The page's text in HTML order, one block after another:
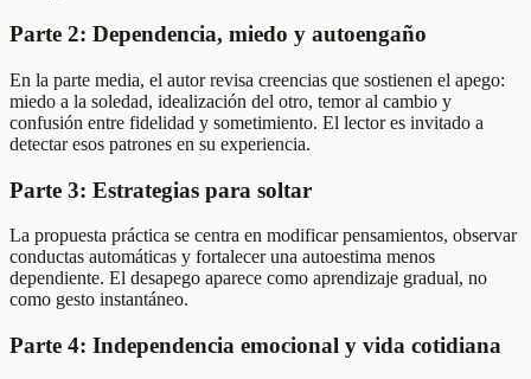
Parte 2: Dependencia, miedo y autoengaño
En la parte media, el autor revisa creencias que sostienen el apego:
miedo a la soledad, idealización del otro, temor al cambio y
confusión entre fidelidad y sometimiento. El lector es invitado a
detectar esos patrones en su experiencia.
Parte 3: Estrategias para soltar
La propuesta práctica se centra en modificar pensamientos, observar
conductas automáticas y fortalecer una autoestima menos
dependiente. El desapego aparece como aprendizaje gradual, no
como gesto instantáneo.
Parte 4: Independencia emocional y vida cotidiana